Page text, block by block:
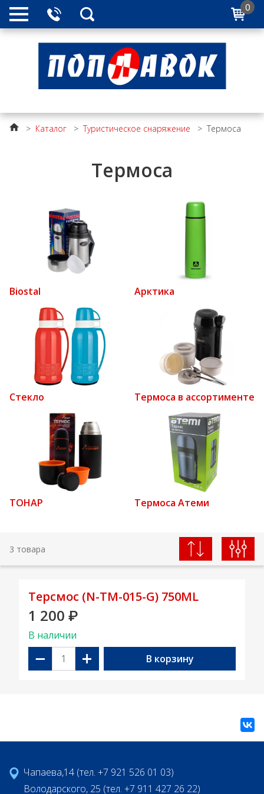
0
> Каталог >Туристическое снаряжение > Термоса
Термоса
Biostal Арктика
Стекло Термоса в ассортименте
ТОНАР Термоса Атеми
3 товара
Терсмос (N-TM-015-G) 750ML
1 200 ₽
В наличии
− + В корзину
Чапаева,14 (тел. +7 921 526 01 03)
Володарского, 25 (тел. +7 911 427 26 22)